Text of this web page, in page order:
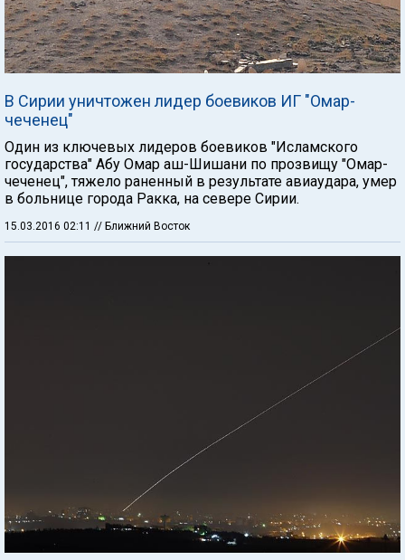
В Сирии уничтожен лидер боевиков ИГ "Омар-
чеченец"
Один из ключевых лидеров боевиков "Исламского
государства" Абу Омар аш-Шишани по прозвищу "Омар-
чеченец", тяжело раненный в результате авиаудара, умер
в больнице города Ракка, на севере Сирии.
15.03.2016 02:11 // Ближний Восток